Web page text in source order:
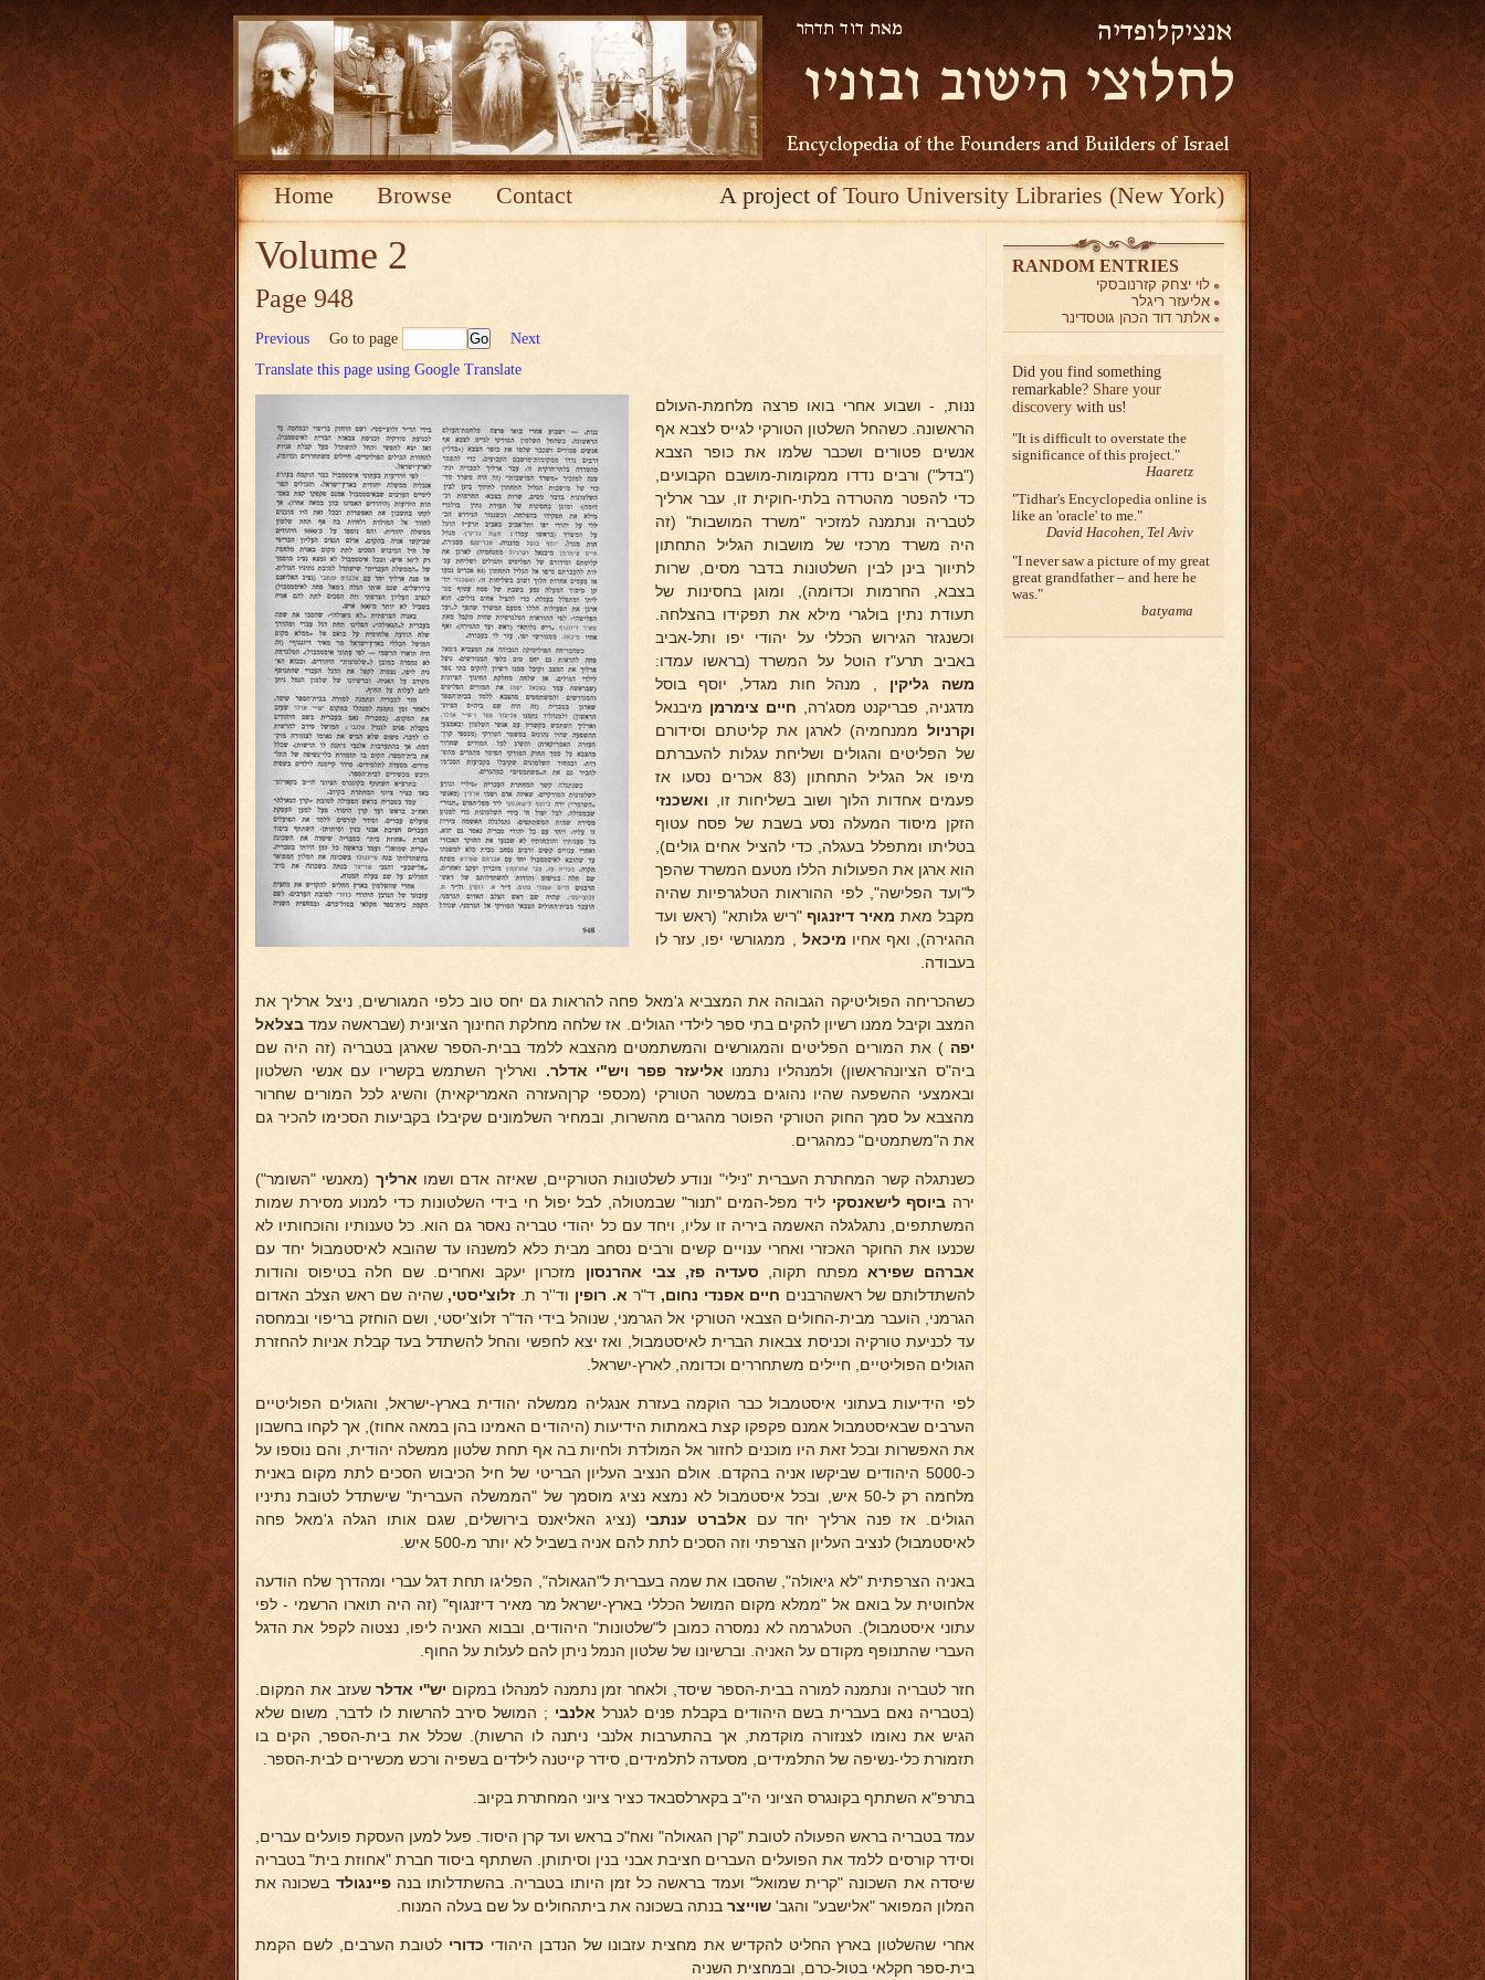
Home Browse Contact A project ofTouro University Libraries (New York)
Volume 2
Page 948
Previous Go to page
Next
Translate this page using Google Translate
ננות, - ושבוע אחרי בואו פרצה מלחמת-העולם
הראשונה. כשהחל השלטון הטורקי לגייס לצבא אף
אנשים פטורים ושכבר שלמו את כופר הצבא
("בדל") ורבים נדדו ממקומות-מושבם הקבועים,
כדי להפטר מהטרדה בלתי-חוקית זו, עבר ארליך
לטבריה ונתמנה למזכיר "משרד המושבות" (זה
היה משרד מרכזי של מושבות הגליל התחתון
לתיווך בינן לבין השלטונות בדבר מסים, שרות
בצבא, החרמות וכדומה), ומוגן בחסינות של
תעודת נתין בולגרי מילא את תפקידו בהצלחה.
וכשנגזר הגירוש הכללי על יהודי יפו ותל-אביב
באביב תרע"ז הוטל על המשרד (בראשו עמדו:
משה גליקין , מנהל חות מגדל, יוסף בוסל
מדגניה, פבריקנט מסג'רה, חיים צימרמן מיבנאל
וקרניול ממנחמיה) לארגן את קליטתם וסידורם
של הפליטים והגולים ושליחת עגלות להעברתם
מיפו אל הגליל התחתון (83 אכרים נסעו אז
פעמים אחדות הלוך ושוב בשליחות זו, ואשכנזי
הזקן מיסוד המעלה נסע בשבת של פסח עטוף
בטליתו ומתפלל בעגלה, כדי להציל אחים גולים),
הוא ארגן את הפעולות הללו מטעם המשרד שהפך
ל"ועד הפלישה", לפי ההוראות הטלגרפיות שהיה
מקבל מאת מאיר דיזנגוף"ריש גלותא" (ראש ועד
ההגירה), ואף אחיו מיכאל , ממגורשי יפו, עזר לו
בעבודה.
כשהכריחה הפוליטיקה הגבוהה את המצביא ג'מאל פחה להראות גם יחס טוב כלפי המגורשים, ניצל ארליך את
המצב וקיבל ממנו רשיון להקים בתי ספר לילדי הגולים. אז שלחה מחלקת החינוך הציונית (שבראשה עמד בצלאל
יפה ) את המורים הפליטים והמגורשים והמשתמטים מהצבא ללמד בבית-הספר שארגן בטבריה (זה היה שם
ביה"ס הציונהראשון) ולמנהליו נתמנו אליעזר פפר ויש"י אדלר. וארליך השתמש בקשריו עם אנשי השלטון
ובאמצעי ההשפעה שהיו נהוגים במשטר הטורקי (מכספי קרןהעזרה האמריקאית) והשיג לכל המורים שחרור
מהצבא על סמך החוק הטורקי הפוטר מהגרים מהשרות, ובמחיר השלמונים שקיבלו בקביעות הסכימו להכיר גם
את ה"משתמטים" כמהגרים.
כשנתגלה קשר המחתרת העברית "נילי" ונודע לשלטונות הטורקיים, שאיזה אדם ושמו ארליך (מאנשי "השומר")
ירה ביוסף לישאנסקי ליד מפל-המים "תנור" שבמטולה, לבל יפול חי בידי השלטונות כדי למנוע מסירת שמות
המשתתפים, נתגלגלה האשמה ביריה זו עליו, ויחד עם כל יהודי טבריה נאסר גם הוא. כל טענותיו והוכחותיו לא
שכנעו את החוקר האכזרי ואחרי ענויים קשים ורבים נסחב מבית כלא למשנהו עד שהובא לאיסטמבול יחד עם
אברהם שפיראמפתח תקוה, סעדיה פז, צבי אהרנסון מזכרון יעקב ואחרים. שם חלה בטיפוס והודות
להשתדלותם של ראשהרבנים חיים אפנדי נחום, ד"ר א. רופין וד''ר ת. זלוצ'יסטי, שהיה שם ראש הצלב האדום
הגרמני, הועבר מבית-החולים הצבאי הטורקי אל הגרמני, שנוהל בידי הד"ר זלוצ'יסטי, ושם הוחזק בריפוי ובמחסה
עד לכניעת טורקיה וכניסת צבאות הברית לאיסטמבול, ואז יצא לחפשי והחל להשתדל בעד קבלת אניות להחזרת
הגולים הפוליטיים, חיילים משתחררים וכדומה, לארץ-ישראל.
לפי הידיעות בעתוני איסטמבול כבר הוקמה בעזרת אנגליה ממשלה יהודית בארץ-ישראל, והגולים הפוליטיים
הערבים שבאיסטמבול אמנם פקפקו קצת באמתות הידיעות (היהודים האמינו בהן במאה אחוז), אך לקחו בחשבון
את האפשרות ובכל זאת היו מוכנים לחזור אל המולדת ולחיות בה אף תחת שלטון ממשלה יהודית, והם נוספו על
כ-5000 היהודים שביקשו אניה בהקדם. אולם הנציב העליון הבריטי של חיל הכיבוש הסכים לתת מקום באנית
מלחמה רק ל-50 איש, ובכל איסטמבול לא נמצא נציג מוסמך של "הממשלה העברית" שישתדל לטובת נתיניו
הגולים. אז פנה ארליך יחד עם אלברט ענתבי (נציג האליאנס בירושלים, שגם אותו הגלה ג'מאל פחה
לאיסטמבול) לנציב העליון הצרפתי וזה הסכים לתת להם אניה בשביל לא יותר מ-500 איש.
באניה הצרפתית "לא גיאולה", שהסבו את שמה בעברית ל"הגאולה", הפליגו תחת דגל עברי ומהדרך שלח הודעה
אלחוטית על בואם אל "ממלא מקום המושל הכללי בארץ-ישראל מר מאיר דיזנגוף" (זה היה תוארו הרשמי - לפי
עתוני איסטמבול). הטלגרמה לא נמסרה כמובן ל"שלטונות" היהודים, ובבוא האניה ליפו, נצטוה לקפל את הדגל
העברי שהתנופף מקודם על האניה. וברשיונו של שלטון הנמל ניתן להם לעלות על החוף.
חזר לטבריה ונתמנה למורה בבית-הספר שיסד, ולאחר זמן נתמנה למנהלו במקום יש''י אדלרשעזב את המקום.
(בטבריה נאם בעברית בשם היהודים בקבלת פנים לגנרל אלנבי ; המושל סירב להרשות לו לדבר, משום שלא
הגיש את נאומו לצנזורה מוקדמת, אך בהתערבות אלנבי ניתנה לו הרשות). שכלל את בית-הספר, הקים בו
תזמורת כלי-נשיפה של התלמידים, מסעדה לתלמידים, סידר קייטנה לילדים בשפיה ורכש מכשירים לבית-הספר.
בתרפ"א השתתף בקונגרס הציוני הי"ב בקארלסבאד כציר ציוני המחתרת בקיוב.
עמד בטבריה בראש הפעולה לטובת "קרן הגאולה" ואח"כ בראש ועד קרן היסוד. פעל למען העסקת פועלים עברים,
וסידר קורסים ללמד את הפועלים העברים חציבת אבני בנין וסיתותן. השתתף ביסוד חברת "אחוזת בית" בטבריה
שיסדה את השכונה "קרית שמואל" ועמד בראשה כל זמן היותו בטבריה. בהשתדלותו בנהפיינגולד בשכונה את
המלון המפואר "אלישבע" והגב' שוייצר בנתה בשכונה את ביתהחולים על שם בעלה המנוח.
אחרי שהשלטון בארץ החליט להקדיש את מחצית עזבונו של הנדבן היהודי כדורי לטובת הערבים, לשם הקמת
בית-ספר חקלאי בטול-כרם, ובמחצית השניה
RANDOM ENTRIES
לוי יצחק קזרנובסקי
אליעזר ריגלר
אלתר דוד הכהן גוטסדינר
Did you find something
remarkable? Share your
discovery with us!
It is difficult to overstate the
significance of this project.
Haaretz
Tidhar's Encyclopedia online is
like an 'oracle' to me.
David Hacohen, Tel Aviv
I never saw a picture of my great
great grandfather – and here he
was.
batyama